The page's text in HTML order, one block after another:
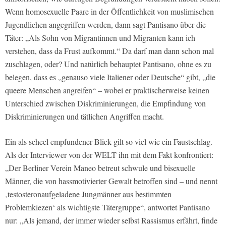
Wenn homosexuelle Paare in der Öffentlichkeit von muslimischen
Jugendlichen angegriffen werden, dann sagt Pantisano über die
Täter: „Als Sohn von Migrantinnen und Migranten kann ich
verstehen, dass da Frust aufkommt.“ Da darf man dann schon mal
zuschlagen, oder? Und natürlich behauptet Pantisano, ohne es zu
belegen, dass es „genauso viele Italiener oder Deutsche“ gibt, „die
queere Menschen angreifen“ – wobei er praktischerweise keinen
Unterschied zwischen Diskriminierungen, die Empfindung von
Diskriminierungen und tätlichen Angriffen macht.
Ein als scheel empfundener Blick gilt so viel wie ein Faustschlag.
Als der Interviewer von der WELT ihn mit dem Fakt konfrontiert:
„Der Berliner Verein Maneo betreut schwule und bisexuelle
Männer, die von hassmotivierter Gewalt betroffen sind – und nennt
‚testosteronaufgeladene Jungmänner aus bestimmten
Problemkiezen‘ als wichtigste Tätergruppe“, antwortet Pantisano
nur: „Als jemand, der immer wieder selbst Rassismus erfährt, finde